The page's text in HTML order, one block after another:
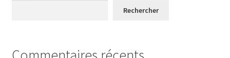
Rechercher